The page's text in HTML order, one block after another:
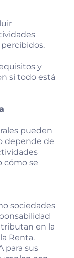
y
si todo está
pueden
depende de
cómo se
sociedades
en la
Renta.
para sus